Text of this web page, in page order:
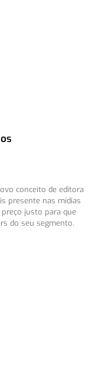
conceito de editora
presente nas mídias
justo para que
do seu segmento.